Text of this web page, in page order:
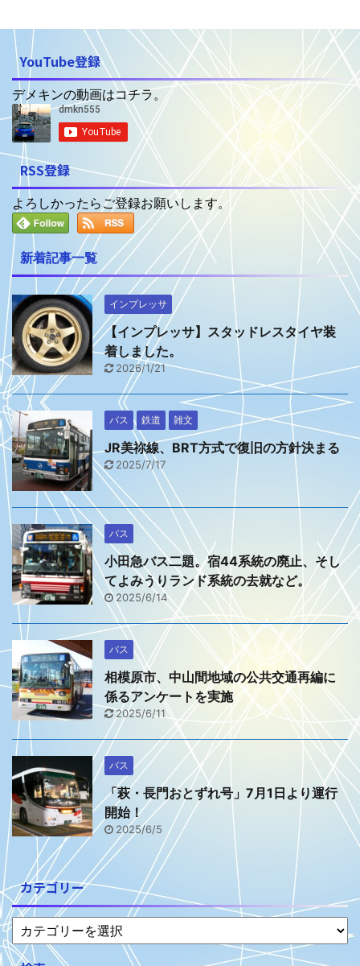
YouTube登録
デメキンの動画はコチラ。
RSS登録
よろしかったらご登録お願いします。
新着記事一覧
インプレッサ
【インプレッサ】スタッドレスタイヤ装
着しました。
2026/1/21
バス 鉄道 雑文
JR美祢線、BRT方式で復旧の方針決まる
2025/7/17
バス
小田急バス二題。宿44系統の廃止、そし
てよみうりランド系統の去就など。
2025/6/14
バス
相模原市、中山間地域の公共交通再編に
係るアンケートを実施
2025/6/11
バス
「萩・長門おとずれ号」7月1日より運行
開始！
2025/6/5
カテゴリー